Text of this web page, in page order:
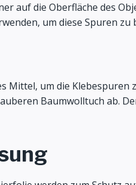
auf die Oberfläche des
um diese Spuren zu
Mittel, um die
Baumwolltuch ab.